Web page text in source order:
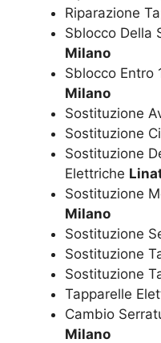
Riparazione
Sblocco Della
Milano
Sblocco Entro
Milano
Sostituzione
Sostituzione
Sostituzione
Elettriche
Sostituzione
Milano
Sostituzione
Sostituzione
Sostituzione
Tapparelle
Cambio
Milano